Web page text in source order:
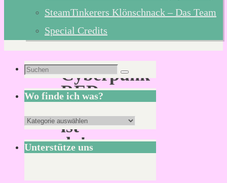
SteamTinkerers Klönschnack – Das Team
Special Credits
Cyberpunk
RED:
Datenset
ist
da!
Suchen
nach:
Suchen
Wo finde ich was?
Wo
finde
ich
Unterstütze uns